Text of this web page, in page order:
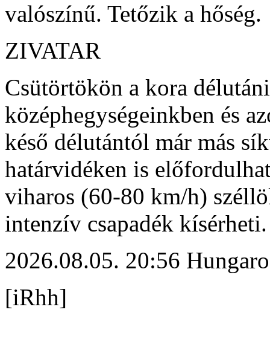
valószínű. Tetőzik a hőség.
ZIVATAR
Csütörtökön a kora
középhegységeinkben és
késő délutántól már más
határvidéken is
viharos (60-80 km/h)
intenzív csapadék kísérheti.
2026.08.05. 20:56
[iRhh]